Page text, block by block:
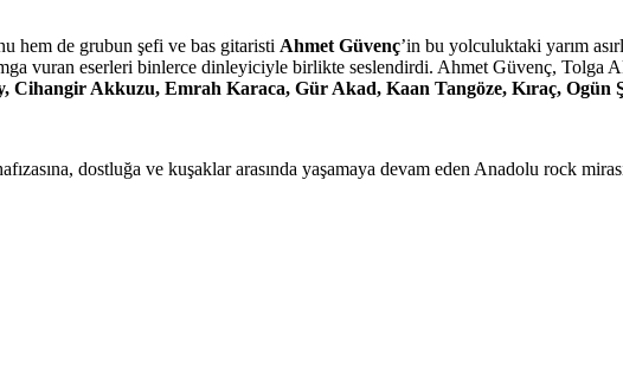
hem de grubun şefi ve bas gitaristi Ahmet Güvenç’in bu yolculuktaki yarım
vuran eserleri binlerce dinleyiciyle birlikte seslendirdi. Ahmet Güvenç, Tolga
Cihangir Akkuzu, Emrah Karaca, Gür Akad, Kaan Tangöze, Kıraç, Ogün
dostluğa ve kuşaklar arasında yaşamaya devam eden Anadolu rock